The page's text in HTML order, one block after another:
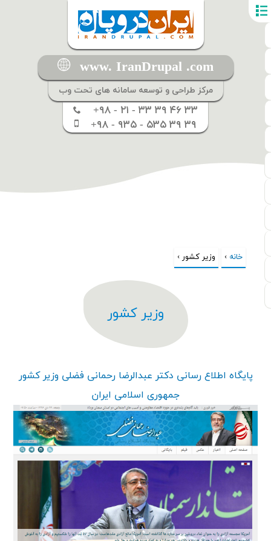
www. IranDrupal .com
مرکز طراحی و توسعه سامانه های تحت وب
+۹۸ - ۲۱ - ۳۳ ۳۹ ۴۶ ۳۳
+۹۸ - ۹۳۵ - ۵۳۵ ۳۹ ۳۹
شما اینجا هستید
خانه › وزیر کشور ›
وزیر کشور
پایگاه اطلاع رسانی دکتر عبدالرضا رحمانی فضلی وزیر کشور
جمهوری اسلامی ایران